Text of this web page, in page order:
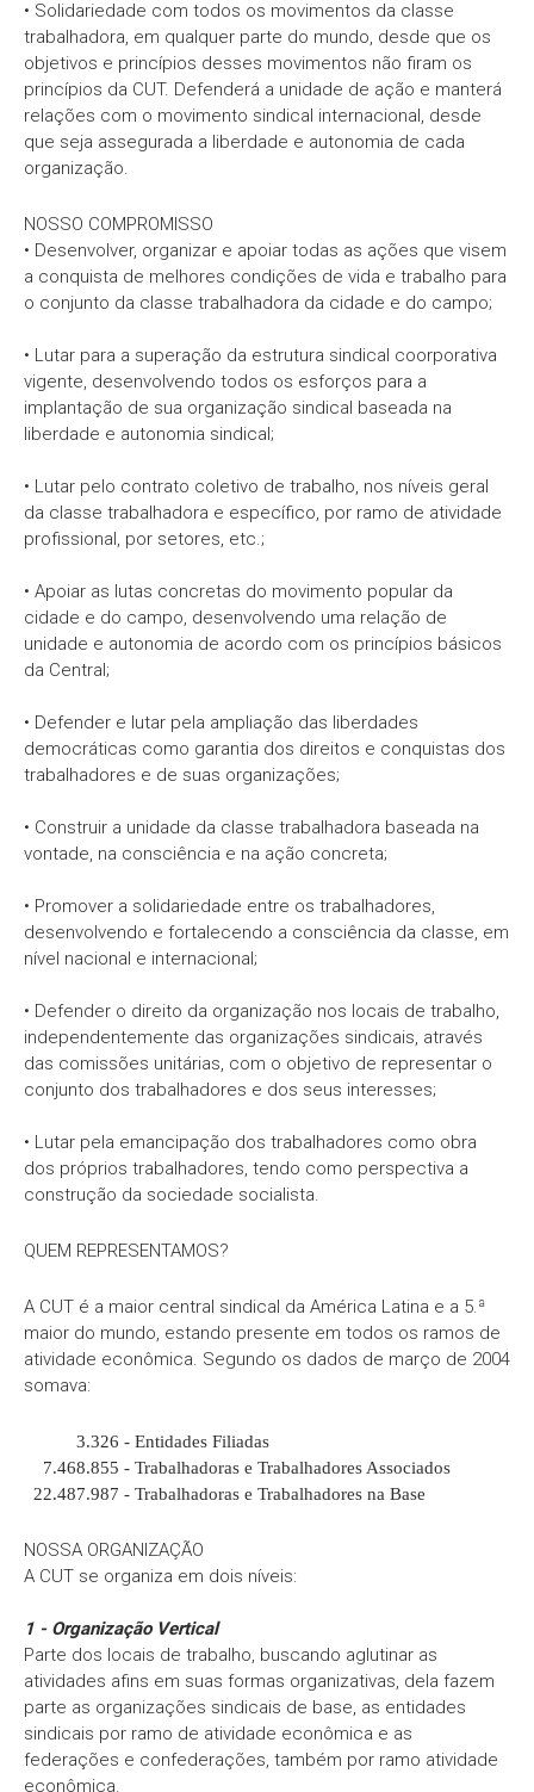
• Solidariedade com todos os movimentos da classe
trabalhadora, em qualquer parte do mundo, desde que os
objetivos e princípios desses movimentos não firam os
princípios da CUT. Defenderá a unidade de ação e manterá
relações com o movimento sindical internacional, desde
que seja assegurada a liberdade e autonomia de cada
organização.
NOSSO COMPROMISSO
• Desenvolver, organizar e apoiar todas as ações que visem
a conquista de melhores condições de vida e trabalho para
o conjunto da classe trabalhadora da cidade e do campo;
• Lutar para a superação da estrutura sindical coorporativa
vigente, desenvolvendo todos os esforços para a
implantação de sua organização sindical baseada na
liberdade e autonomia sindical;
• Lutar pelo contrato coletivo de trabalho, nos níveis geral
da classe trabalhadora e específico, por ramo de atividade
profissional, por setores, etc.;
• Apoiar as lutas concretas do movimento popular da
cidade e do campo, desenvolvendo uma relação de
unidade e autonomia de acordo com os princípios básicos
da Central;
• Defender e lutar pela ampliação das liberdades
democráticas como garantia dos direitos e conquistas dos
trabalhadores e de suas organizações;
• Construir a unidade da classe trabalhadora baseada na
vontade, na consciência e na ação concreta;
• Promover a solidariedade entre os trabalhadores,
desenvolvendo e fortalecendo a consciência da classe, em
nível nacional e internacional;
• Defender o direito da organização nos locais de trabalho,
independentemente das organizações sindicais, através
das comissões unitárias, com o objetivo de representar o
conjunto dos trabalhadores e dos seus interesses;
• Lutar pela emancipação dos trabalhadores como obra
dos próprios trabalhadores, tendo como perspectiva a
construção da sociedade socialista.
QUEM REPRESENTAMOS?
A CUT é a maior central sindical da América Latina e a 5.ª
maior do mundo, estando presente em todos os ramos de
atividade econômica. Segundo os dados de março de 2004
somava:
3.326 - Entidades Filiadas
7.468.855 - Trabalhadoras e Trabalhadores Associados
22.487.987 - Trabalhadoras e Trabalhadores na Base
NOSSA ORGANIZAÇÃO
A CUT se organiza em dois níveis:
1 - Organização Vertical
Parte dos locais de trabalho, buscando aglutinar as
atividades afins em suas formas organizativas, dela fazem
parte as organizações sindicais de base, as entidades
sindicais por ramo de atividade econômica e as
federações e confederações, também por ramo atividade
econômica.